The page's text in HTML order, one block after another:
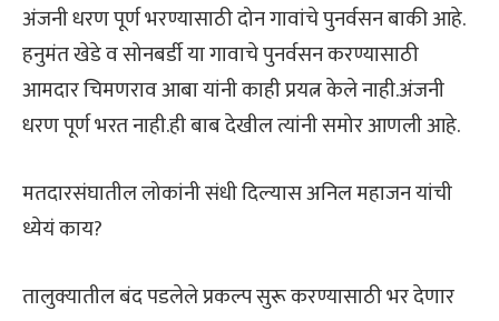
अंजनी धरण पूर्ण भरण्यासाठी दोन गावांचे पुनर्वसन बाकी आहे.
हनुमंत खेडे व सोनबर्डी या गावाचे पुनर्वसन करण्यासाठी
आमदार चिमणराव आबा यांनी काही प्रयत्न केले नाही.अंजनी
धरण पूर्ण भरत नाही.ही बाब देखील त्यांनी समोर आणली आहे.
मतदारसंघातील लोकांनी संधी दिल्यास अनिल महाजन यांची
ध्येयं काय?
तालुक्यातील बंद पडलेले प्रकल्प सुरू करण्यासाठी भर देणार